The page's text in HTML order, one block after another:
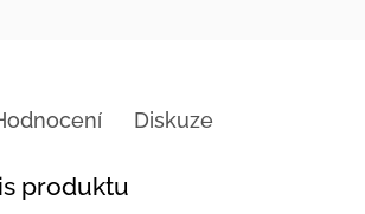
Diskuze
produktu